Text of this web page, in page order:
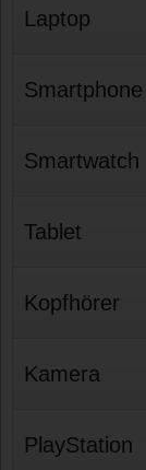
Laptop
Smartphone
Smartwatch
Tablet
Kopfhörer
Kamera
PlayStation